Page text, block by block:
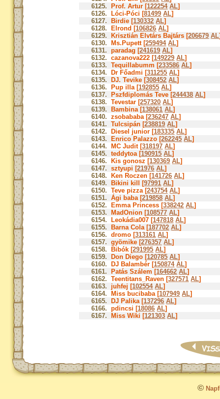
6125. Prof. Artur [122254 AL]
6126. Lóci-Póci [81499 AL]
6127. Birdie [130332 AL]
6128. Elrond [106826 AL]
6129. Krisztián Elvtárs Bajtárs [206679 AL
6130. Ms.Pupett [259494 AL]
6131.paradag [241619 AL]
6132.cazanova222 [149229 AL]
6133.Tequillabumm [233586 AL]
6134. Dr Főadmi [311255 AL]
6135. DJ. Tevike [308452 AL]
6136. Pup illa [192855 AL]
6137. Pszfdiplomás Teve [244438 AL]
6138.Tevestar [257320 AL]
6139. Bambina [138061 AL]
6140.zsobababa [236247 AL]
6141.Tulcsipán [238819 AL]
6142. Diesel junior [183335 AL]
6143. Enrico Palazzo [262245 AL]
6144. MC Judit [318197 AL]
6145.teddytoa [190915 AL]
6146. Kis gonosz [130369 AL]
6147.sztyupi [21976 AL]
6148. Ken Roczen [141726 AL]
6149. Bikini kill [97991 AL]
6150.Teve pizza [243754 AL]
6151.Ági baba [219858 AL]
6152. Emma Princess [338242 AL]
6153. MadOnion [108577 AL]
6154. Leokádia007 [147818 AL]
6155. Barna Cola [187702 AL]
6156.dromo [313161 AL]
6157.gyömike [276357 AL]
6158. Bibók [291995 AL]
6159. Don Diego [120785 AL]
6160. DJ Balambér [150874 AL]
6161. Patás Szálem [164662 AL]
6162.Teentitans_Raven [327571 AL]
6163. juhfej [102554 AL]
6164. Miss bucibaba [107949 AL]
6165. DJ Palika [137296 AL]
6166.pdincsi [18086 AL]
6167. Miss Wiki [121303 AL]
©